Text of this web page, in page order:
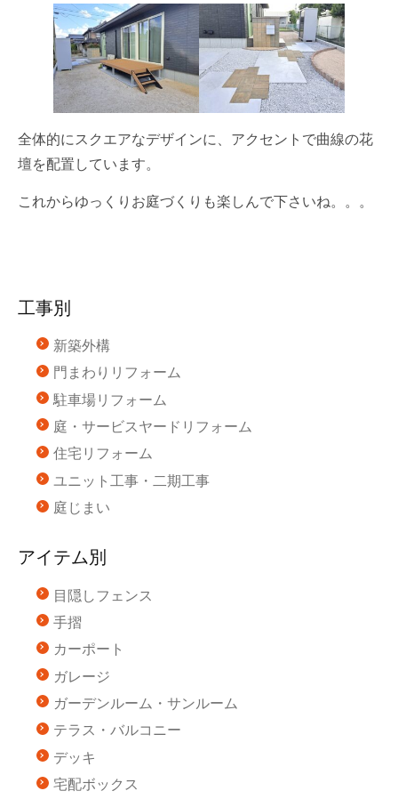
全体的にスクエアなデザインに、アクセントで曲線の花
壇を配置しています。
これからゆっくりお庭づくりも楽しんで下さいね。。。
工事別
新築外構
門まわりリフォーム
駐車場リフォーム
庭・サービスヤードリフォーム
住宅リフォーム
ユニット工事・二期工事
庭じまい
アイテム別
目隠しフェンス
手摺
カーポート
ガレージ
ガーデンルーム・サンルーム
テラス・バルコニー
デッキ
宅配ボックス